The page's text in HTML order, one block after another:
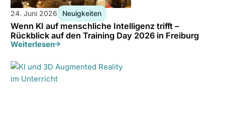
24. Juni 2026 Neuigkeiten
Wenn KI auf menschliche Intelligenz trifft –
Rückblick auf den Training Day 2026 in Freiburg
Weiterlesen